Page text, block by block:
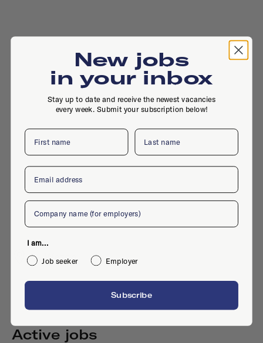
, , Wezep
Active jobs
New jobs
in your inbox
Stay up to date and receive the newest vacancies
every week. Submit your subscription below!
First name Last name
Email
Company
I am...
Job seeker
Employer
Subscribe